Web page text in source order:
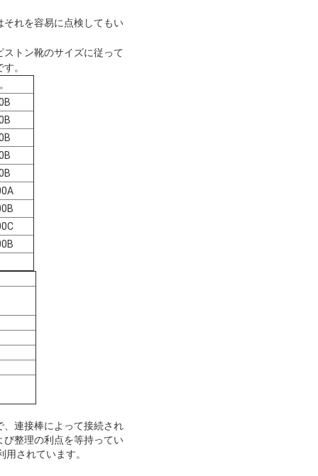
れを容易に点検してもい
トン靴のサイズに従って
。
連接棒によって接続され
整理の利点を等持ってい
されています。